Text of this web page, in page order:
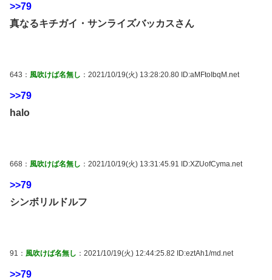
>>79
真なるキチガイ・サンライズバッカスさん
643： 風吹けば名無し ：2021/10/19(火) 13:28:20.80 ID:aMFtoIbqM.net
>>79
halo
668： 風吹けば名無し ：2021/10/19(火) 13:31:45.91 ID:XZUofCyma.net
>>79
シンボリルドルフ
91： 風吹けば名無し ：2021/10/19(火) 12:44:25.82 ID:eztAh1/md.net
>>79